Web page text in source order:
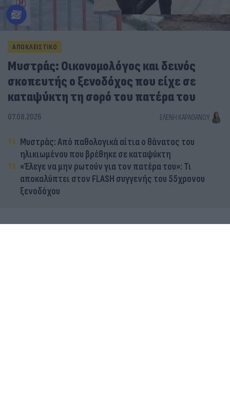
ΑΠΟΚΛΕΙΣΤΙΚΟ
Μυστράς: Οικονομολόγος και δεινός
σκοπευτής ο ξενοδόχος που είχε σε
καταψύκτη τη σορό του πατέρα του
07.08.2026 ΕΛΈΝΗ ΚΑΡΑΘΆΝΟΥ
Μυστράς: Από παθολογικά αίτια ο θάνατος του
ηλικιωμένου που βρέθηκε σε καταψύκτη
«Έλεγε να μην ρωτούν για τον πατέρα του»: Τι
αποκαλύπτει στον FLASH συγγενής του 55χρονου
ξενοδόχου